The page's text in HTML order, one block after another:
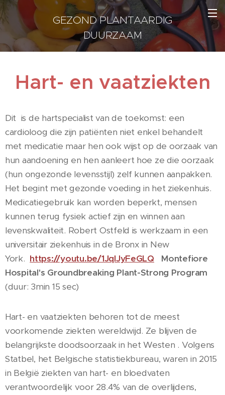
GEZOND PLANTAARDIG
DUURZAAM
Hart- en vaatziekten
Dit is de hartspecialist van de toekomst: een
cardioloog die zijn patiënten niet enkel behandelt
met medicatie maar hen ook wijst op de oorzaak van
hun aandoening en hen aanleert hoe ze die oorzaak
(hun ongezonde levensstijl) zelf kunnen aanpakken.
Het begint met gezonde voeding in het ziekenhuis.
Medicatiegebruik kan worden beperkt, mensen
kunnen terug fysiek actief zijn en winnen aan
levenskwaliteit. Robert Ostfeld is werkzaam in een
universitair ziekenhuis in de Bronx in New
York. https://youtu.be/1JqlJyFeGLQ
Montefiore
Hospital's Groundbreaking Plant-Strong Program
(duur: 3min 15 sec)
Hart- en vaatziekten behoren tot de meest
voorkomende ziekten wereldwijd. Ze blijven de
belangrijkste doodsoorzaak in het Westen . Volgens
Statbel, het Belgische statistiekbureau, waren in 2015
in België ziekten van hart- en bloedvaten
verantwoordelijk voor 28.4% van de overlijdens,